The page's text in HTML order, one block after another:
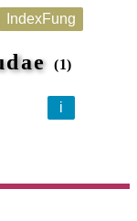
IndexFung
(1)
i